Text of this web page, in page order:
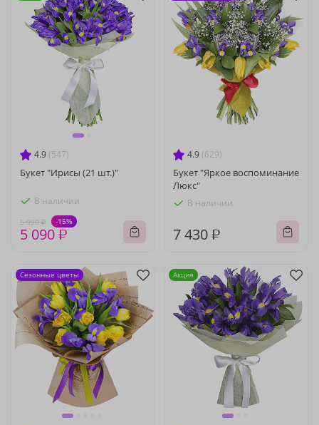
4.9 (547)
Букет "Ирисы (21 шт.)"
В наличии
5 990 ₽ -15%
5 090 ₽
4.9 (629)
Букет "Яркое воспоминание
Люкс"
В наличии
7 430 ₽
Сезонные цветы Акция